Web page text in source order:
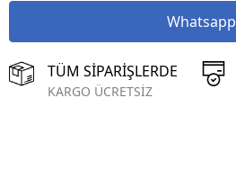
Whatsapp
TÜM SİPARİŞLERDE
KARGO ÜCRETSİZ